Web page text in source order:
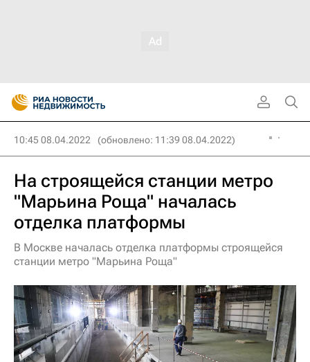
10:45 08.04.2022 (обновлено: 11:39 08.04.2022)
На строящейся станции метро
"Марьина Роща" началась
отделка платформы
В Москве началась отделка платформы строящейся
станции метро "Марьина Роща"